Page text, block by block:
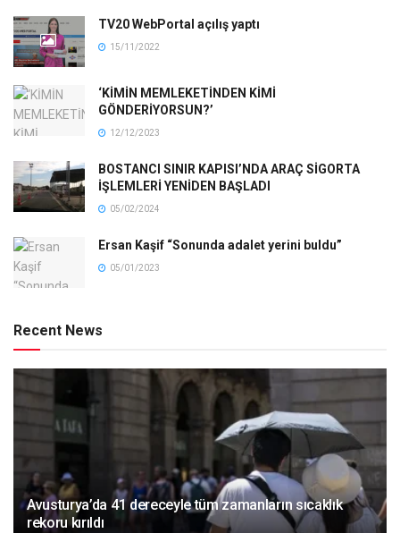
TV20 WebPortal açılış yaptı
15/11/2022
‘KİMİN MEMLEKETİNDEN KİMİ
GÖNDERİYORSUN?’
12/12/2023
BOSTANCI SINIR KAPISI’NDA ARAÇ SİGORTA
İŞLEMLERİ YENİDEN BAŞLADI
05/02/2024
Ersan Kaşif “Sonunda adalet yerini buldu”
05/01/2023
Recent News
Avusturya’da 41 dereceyle tüm zamanların sıcaklık
rekoru kırıldı